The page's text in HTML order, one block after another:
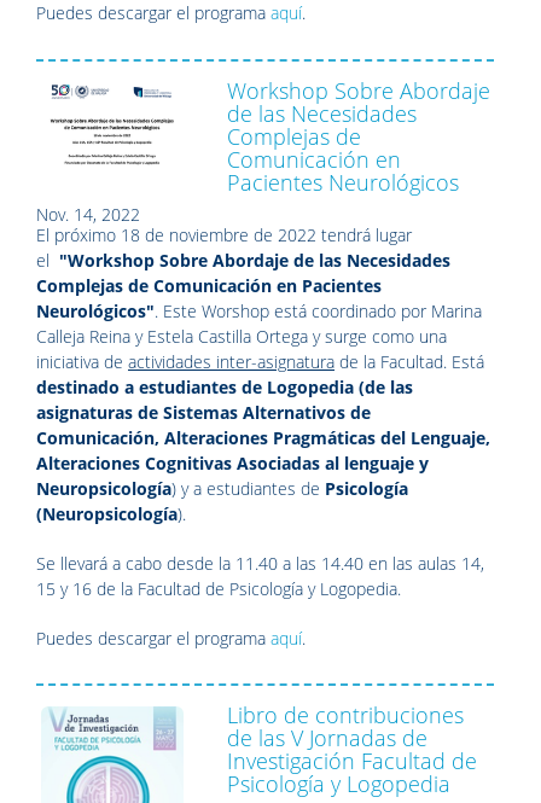
Puedes descargar el programa aquí.
Workshop Sobre Abordaje
de las Necesidades
Complejas de
Comunicación en
Pacientes Neurológicos
Nov. 14, 2022
El próximo 18 de noviembre de 2022 tendrá lugar
el "Workshop Sobre Abordaje de las Necesidades
Complejas de Comunicación en Pacientes
Neurológicos". Este Worshop está coordinado por Marina
Calleja Reina y Estela Castilla Ortega y surge como una
iniciativa de actividades inter-asignatura de la Facultad. Está
destinado a estudiantes de Logopedia (de las
asignaturas de Sistemas Alternativos de
Comunicación, Alteraciones Pragmáticas del Lenguaje,
Alteraciones Cognitivas Asociadas al lenguaje y
Neuropsicología) y a estudiantes de Psicología
(Neuropsicología).
Se llevará a cabo desde la 11.40 a las 14.40 en las aulas 14,
15 y 16 de la Facultad de Psicología y Logopedia.
Puedes descargar el programa aquí.
Libro de contribuciones
de las V Jornadas de
Investigación Facultad de
Psicología y Logopedia